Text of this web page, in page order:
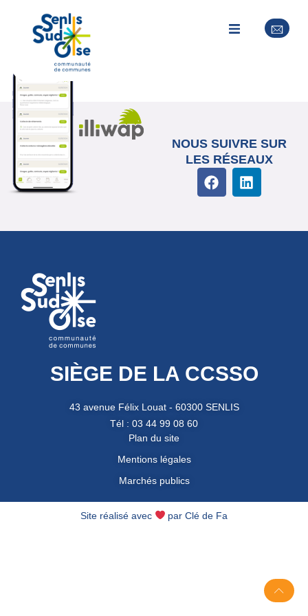
Hôpital
NOUS SUIVRE SUR
LES RÉSEAUX
SIÈGE DE LA CCSSO
43 avenue Félix Louat - 60300 SENLIS
Tél : 03 44 99 08 60
Plan du site
Mentions légales
Marchés publics
Site réalisé avec parClé de Fa